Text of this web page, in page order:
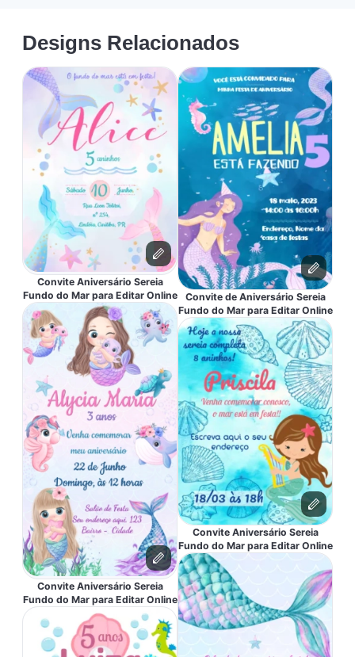
Designs Relacionados
Convite Aniversário Sereia
Fundo do Mar para Editar Online
Convite Aniversário Sereia
Fundo do Mar para Editar Online
Convite de Aniversário Sereia
Fundo do Mar para Editar Online
Convite Aniversário Sereia
Fundo do Mar para Editar Online